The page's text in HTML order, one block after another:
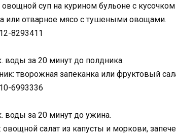
суп на курином бульоне с
или отварное мясо с тушеными овощами.
воды за 20 минут до полдника.
творожная запеканка или фруктовый
воды за 20 минут до ужина.
салат из капусты и моркови,